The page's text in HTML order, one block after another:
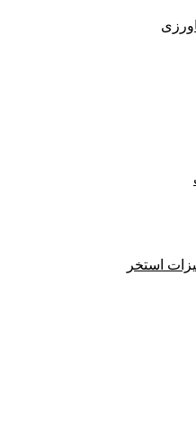
استخر